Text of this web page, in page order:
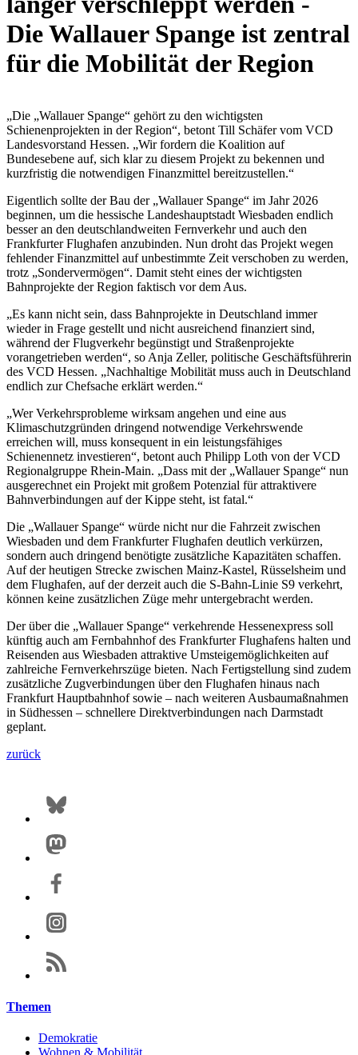
Die Wallauer Spange ist zentral
für die Mobilität der Region
„Die „Wallauer Spange“ gehört zu den wichtigsten
Schienenprojekten in der Region“, betont Till Schäfer vom VCD
Landesvorstand Hessen. „Wir fordern die Koalition auf
Bundesebene auf, sich klar zu diesem Projekt zu bekennen und
kurzfristig die notwendigen Finanzmittel bereitzustellen.“
Eigentlich sollte der Bau der „Wallauer Spange“ im Jahr 2026
beginnen, um die hessische Landeshauptstadt Wiesbaden endlich
besser an den deutschlandweiten Fernverkehr und auch den
Frankfurter Flughafen anzubinden. Nun droht das Projekt wegen
fehlender Finanzmittel auf unbestimmte Zeit verschoben zu werden,
trotz „Sondervermögen“. Damit steht eines der wichtigsten
Bahnprojekte der Region faktisch vor dem Aus.
„Es kann nicht sein, dass Bahnprojekte in Deutschland immer
wieder in Frage gestellt und nicht ausreichend finanziert sind,
während der Flugverkehr begünstigt und Straßenprojekte
vorangetrieben werden“, so Anja Zeller, politische Geschäftsführerin
des VCD Hessen. „Nachhaltige Mobilität muss auch in Deutschland
endlich zur Chefsache erklärt werden.“
„Wer Verkehrsprobleme wirksam angehen und eine aus
Klimaschutzgründen dringend notwendige Verkehrswende
erreichen will, muss konsequent in ein leistungsfähiges
Schienennetz investieren“, betont auch Philipp Loth von der VCD
Regionalgruppe Rhein-Main. „Dass mit der „Wallauer Spange“ nun
ausgerechnet ein Projekt mit großem Potenzial für attraktivere
Bahnverbindungen auf der Kippe steht, ist fatal.“
Die „Wallauer Spange“ würde nicht nur die Fahrzeit zwischen
Wiesbaden und dem Frankfurter Flughafen deutlich verkürzen,
sondern auch dringend benötigte zusätzliche Kapazitäten schaffen.
Auf der heutigen Strecke zwischen Mainz-Kastel, Rüsselsheim und
dem Flughafen, auf der derzeit auch die S-Bahn-Linie S9 verkehrt,
können keine zusätzlichen Züge mehr untergebracht werden.
Der über die „Wallauer Spange“ verkehrende Hessenexpress soll
künftig auch am Fernbahnhof des Frankfurter Flughafens halten und
Reisenden aus Wiesbaden attraktive Umsteigemöglichkeiten auf
zahlreiche Fernverkehrszüge bieten. Nach Fertigstellung sind zudem
zusätzliche Zugverbindungen über den Flughafen hinaus nach
Frankfurt Hauptbahnhof sowie – nach weiteren Ausbaumaßnahmen
in Südhessen – schnellere Direktverbindungen nach Darmstadt
geplant.
zurück
Themen
Demokratie